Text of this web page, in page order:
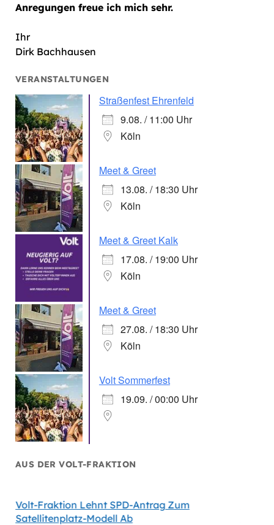
Anregungen freue ich mich sehr.
Ihr
Dirk Bachhausen
VERANSTALTUNGEN
Straßenfest Ehrenfeld
9.08. / 11:00 Uhr
Köln
Meet & Greet
13.08. / 18:30 Uhr
Köln
Meet & Greet Kalk
17.08. / 19:00 Uhr
Köln
Meet & Greet
27.08. / 18:30 Uhr
Köln
Volt Sommerfest
19.09. / 00:00 Uhr
AUS DER VOLT-FRAKTION
Volt-Fraktion Lehnt SPD-Antrag Zum
Satellitenplatz-Modell Ab